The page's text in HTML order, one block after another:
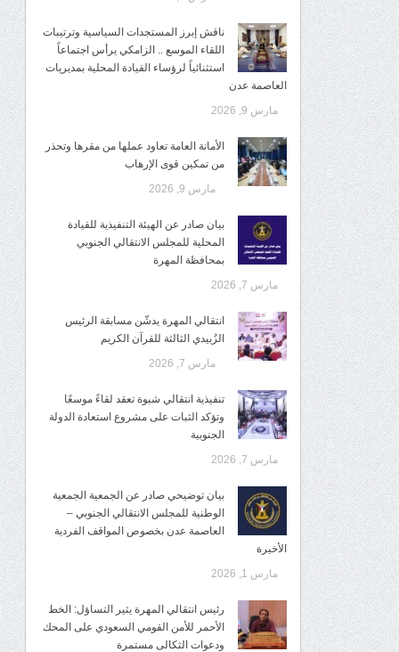
ناقش إبرز المستجدات السياسية وترتيبات
اللقاء الموسع .. الزامكي يرأس اجتماعاً
استثنائياً لرؤساء القيادة المحلية بمديريات
العاصمة عدن
مارس 9, 2026
الأمانة العامة تعاود عملها من مقرها وتحذر
من تمكين قوى الإرهاب
مارس 9, 2026
بيان صادر عن الهيئة التنفيذية للقيادة
المحلية للمجلس الانتقالي الجنوبي
بمحافظة المهرة
مارس 7, 2026
انتقالي المهرة يدشّن مسابقة الرئيس
الزُبيدي الثالثة للقرآن الكريم
مارس 7, 2026
تنفيذية انتقالي شبوة تعقد لقاءً موسعًا
وتؤكد الثبات على مشروع استعادة الدولة
الجنوبية
مارس 7, 2026
بيان توضيحي صادر عن الجمعية الجمعية
الوطنية للمجلس الانتقالي الجنوبي –
العاصمة عدن بخصوص المواقف الفردية
الأخيرة
مارس 1, 2026
رئيس انتقالي المهرة يثير التساؤل: الخط
الأحمر للأمن القومي السعودي على المحك
ودعوات الثكالى مستمرة